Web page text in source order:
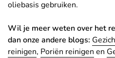
oliebasis gebruiken.
Wil je meer weten over het
dan onze andere blogs:
reinigen, Poriën reinigen en